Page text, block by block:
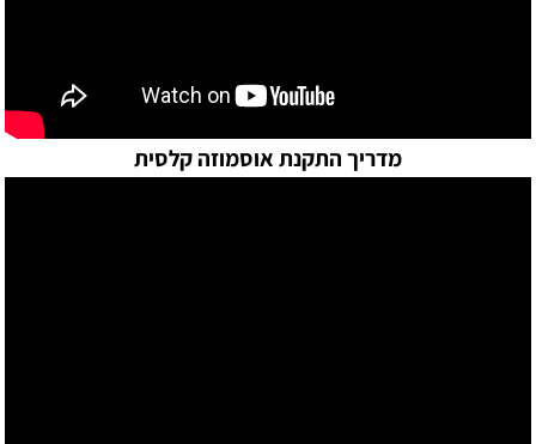
מדריך התקנת אוסמוזה קלסית